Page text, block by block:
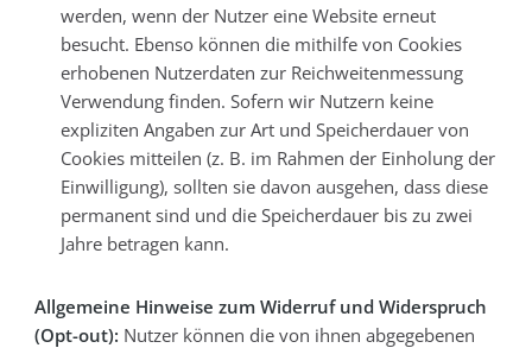
werden, wenn der Nutzer eine Website erneut
besucht. Ebenso können die mithilfe von Cookies
erhobenen Nutzerdaten zur Reichweitenmessung
Verwendung finden. Sofern wir Nutzern keine
expliziten Angaben zur Art und Speicherdauer von
Cookies mitteilen (z. B. im Rahmen der Einholung der
Einwilligung), sollten sie davon ausgehen, dass diese
permanent sind und die Speicherdauer bis zu zwei
Jahre betragen kann.
Allgemeine Hinweise zum Widerruf und Widerspruch
(Opt-out): Nutzer können die von ihnen abgegebenen